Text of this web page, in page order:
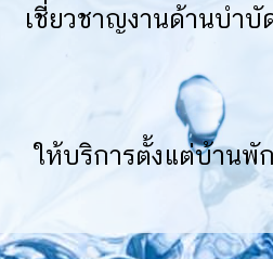
เชี่ยวชาญงานด้านบำ
ให้บริการตั้งแต่บ้านพั